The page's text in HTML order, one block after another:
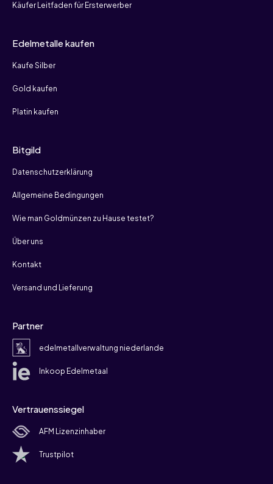
Käufer Leitfaden für Ersterwerber
Edelmetalle kaufen
Kaufe Silber
Gold kaufen
Platin kaufen
Bitgild
Datenschutzerklärung
Allgemeine Bedingungen
Wie man Goldmünzen zu Hause testet?
Über uns
Kontakt
Versand und Lieferung
Partner
edelmetallverwaltung niederlande
Inkoop Edelmetaal
Vertrauenssiegel
AFM Lizenzinhaber
Trustpilot